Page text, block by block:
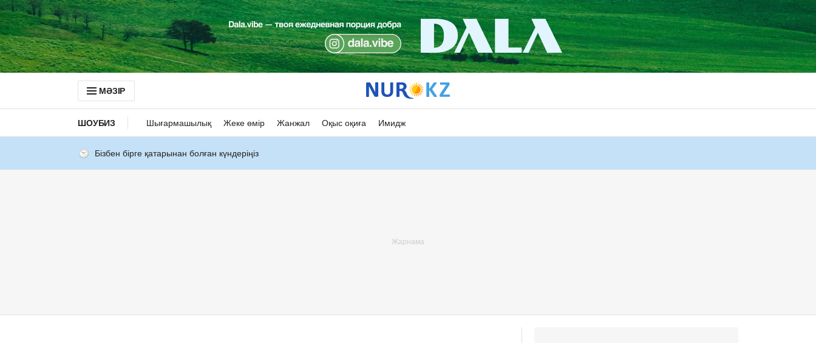
МӘЗІР
ШОУБИЗ Шығармашылық Жеке өмір Жанжал Оқыс оқиға Имидж
Бізбен бірге қатарынан болған күндеріңіз